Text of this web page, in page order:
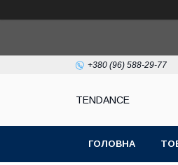
+380 (96) 588-29-77
TENDANCE
ГОЛОВНА